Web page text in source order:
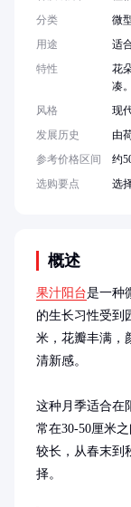
概述
果汁阳台是一种
的生长习性受到
米，花瓣丰满，
清新感。
这种月季适合在
常在30-50厘米
较长，从春末到
择。
分类
微
用途
适
特性
花
凑。
风格
现
发展历史
由
参考价格区间
约
选购要点
选